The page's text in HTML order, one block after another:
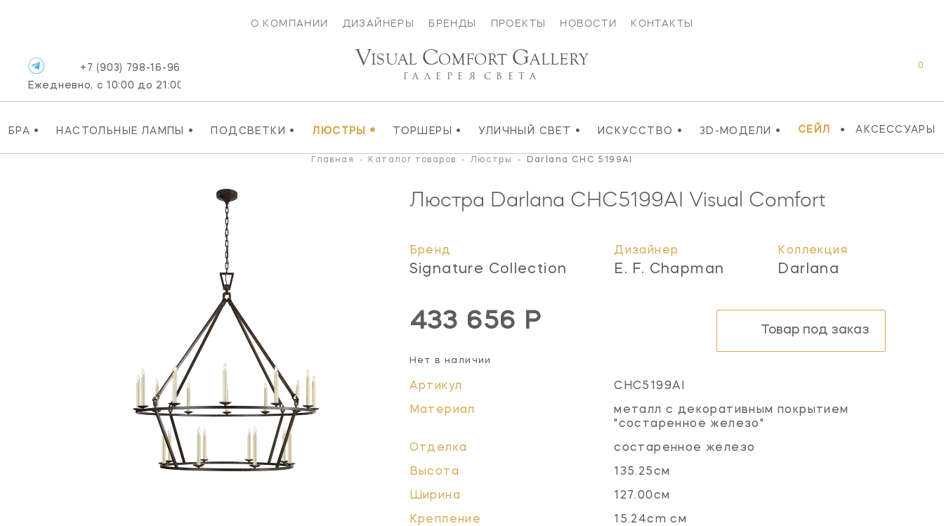
О КОМПАНИИ ДИЗАЙНЕРЫ БРЕНДЫ ПРОЕКТЫ НОВОСТИ КОНТАКТЫ
БРА • НАСТОЛЬНЫЕ ЛАМПЫ • ПОДСВЕТКИ • ЛЮСТРЫ • ТОРШЕРЫ • УЛИЧНЫЙ СВЕТ • ИСКУССТВО • 3D-МОДЕЛИ • СЕЙЛ • АКСЕССУАРЫ
+7 (903) 798-16-96
Ежедневно, с 10:00 до 21:00
0
VISUAL COMFORT GALLERY
ГАЛЕРЕЯ СВЕТА
Главная - Каталог товаров - Люстры - Darlana CHC 5199AI
Люстра Darlana CHC5199AI Visual Comfort
Бренд
Signature Collection
Дизайнер
E. F. Chapman
Коллекция
Darlana
433 656 Р
Нет в наличии
Товар под заказ
Артикул CHC5199AI
Материал
металл с декоративным покрытием
"состаренное железо"
Отделка состаренное железо
Высота 135.25см
Ширина 127.00см
Крепление 15.24cm см